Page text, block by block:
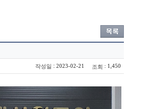
작성일 : 2023-02-21 조회 : 1,450